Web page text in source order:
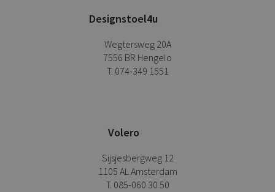
Designstoel4u
Wegtersweg 20A
7556 BR Hengelo
T. 074-349 1551
Volero
Sijsjesbergweg 12
1105 AL Amsterdam
T. 085-060 30 50